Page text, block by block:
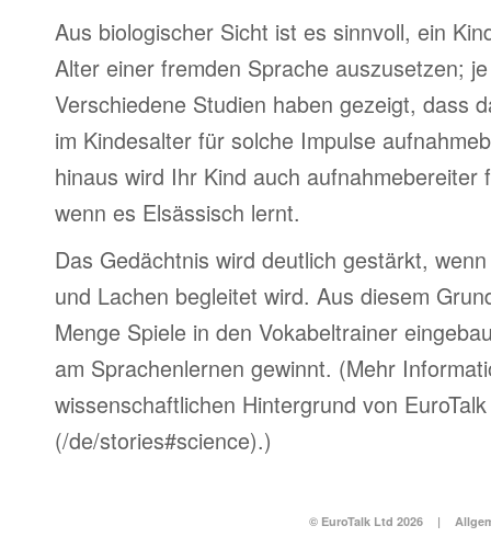
Aus biologischer Sicht ist es sinnvoll, ein
Alter einer fremden Sprache auszusetzen;
Verschiedene Studien haben gezeigt, dass
im Kindesalter für solche Impulse
hinaus wird Ihr Kind auch aufnahmebereiter
wenn es Elsässisch lernt.
Das Gedächtnis wird deutlich gestärkt,
und Lachen begleitet wird. Aus diesem
Menge Spiele in den Vokabeltrainer
am Sprachenlernen gewinnt. (Mehr
wissenschaftlichen Hintergrund von
(/de/stories#science).)
© EuroTalk Ltd 2026 |